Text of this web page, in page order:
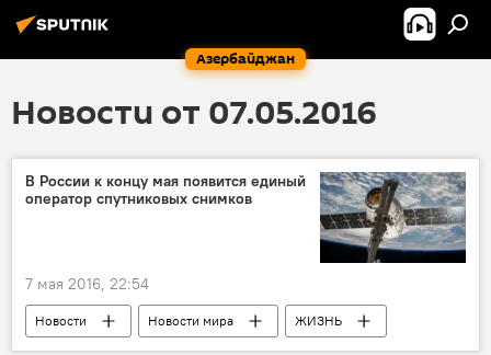
Азербайджан
Новости от 07.05.2016
В России к концу мая появится единый
оператор спутниковых снимков
7 мая 2016, 22:54
Новости Новости мира ЖИЗНЬ